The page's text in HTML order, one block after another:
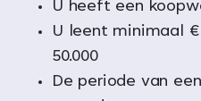
U heeft een
U leent minimaal
50.000
De periode van